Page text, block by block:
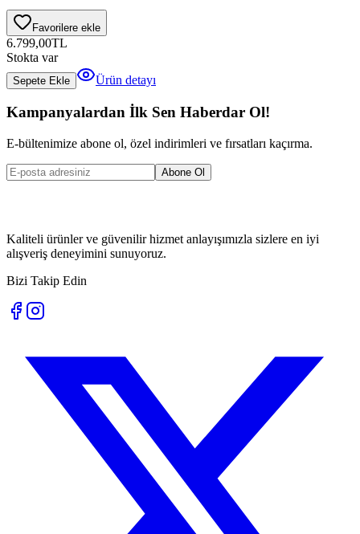
Favorilere ekle
6.799,00TL
Stokta var
Sepete Ekle Ürün detayı
Kampanyalardan İlk Sen Haberdar Ol!
E-bültenimize abone ol, özel indirimleri ve fırsatları kaçırma.
Abone Ol
Kaliteli ürünler ve güvenilir hizmet anlayışımızla sizlere en iyi
alışveriş deneyimini sunuyoruz.
Bizi Takip Edin